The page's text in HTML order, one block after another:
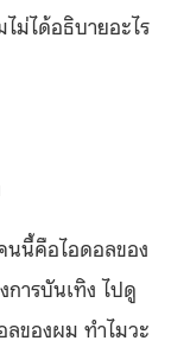
ม่ได้อธิบายอะไร
นนี้คือไอดอลของ
การบันเทิง ไปดู
ของผม ทำไมวะ